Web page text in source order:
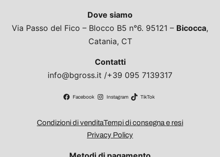
Dove siamo
Via Passo del Fico – Blocco B5 n°6. 95121 – Bicocca,
Catania, CT
Contatti
info@bgross.it /+39 095 7139317
Facebook Instagram TikTok
Condizioni di venditaTempi di consegna e resi
Privacy Policy